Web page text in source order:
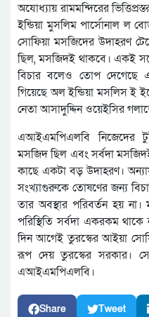
অযোধ্যায় রামমন্দিরের
ইন্ডিয়া মুসলিম পার্সোনাল ল
সোফিয়া মসজিদের উদাহরণ
ছিল, মসজিদই থাকবে। একই
বিচার বলেও তোপ
গিয়েছে অল ইন্ডিয়া মসলিস
নেতা আসাদুদ্দিন ওয়েইসির
এআইএমপিএলবি নিজেদের
মসজিদ ছিল এবং সর্বদা
কাছে একটা বড় উদাহরণ।
সংখ্যাগুরুকে তোষণের জন্য
তার অবস্থার পরিবর্তন হয়
পরিস্থিতি সর্বদা একরকম থাকে
দিন আগেই তুরস্কের আইয়া
রূপ দেয় তুরস্কের সরকার।
এআইএমপিএলবি।
Share Tweet